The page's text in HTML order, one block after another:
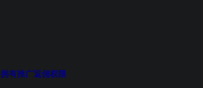
有推广返佣权限